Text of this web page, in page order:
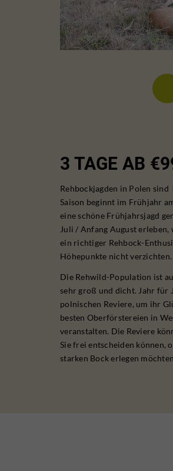
3 TAGE AB
Rehbockjagden in Polen
Saison beginnt im Frühjahr
eine schöne Frühjahrsjagd
Juli / Anfang August erleben,
ein richtiger Rehbock-
Höhepunkte nicht verzichten.
Die Rehwild-Population ist
sehr groß und dicht. Jahr für
polnischen Reviere, um ihr
besten Oberförstereien in
veranstalten. Die Reviere
Sie frei entscheiden können,
starken Bock erlegen